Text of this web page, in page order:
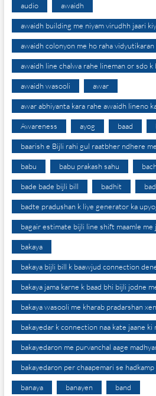
audio awaidh
awaidh building me niyam virudhh jaari
awaidh colonyon me ho raha vidyutikaran
awaidh line chalwa rahe lineman or sdo k
awaidh wasooli awar
awar abhiyanta kara rahe awaidh lineno
Awareness ayog baad
baarish e Bijli rahi gul raatbher ndhere
babu babu prakash sahu
bade bade bijli bill badhit
badte pradushan k liye generator ka
bagair estimate bijli line shift maamle me
bakaya
bakaya bijli bill k baawjud connection
bakaya jama karne k baad bhi bijli jodne
bakaya wasooli me kharab pradarshan
bakayedar k connection naa kate jaane ki
bakayedaron me purvanchal aage
bakayedaron per chaapemari se
banaya banayen band